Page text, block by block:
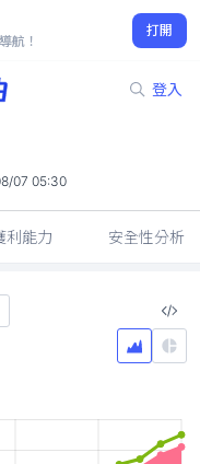
航！
打開
登入
07 05:30
利能力 安全性分析